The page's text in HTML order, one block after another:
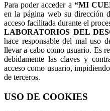
Para poder acceder a “MI
en la página web su dirección
acceso facilitada durante el
LABORATORIOS DEL
hace responsable del mal uso
llevar a cabo como usuario. Es
debidamente las claves y
acceso como usuario,
de terceros.
USO DE COOKIES